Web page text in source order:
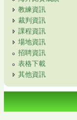
教練資訊
裁判資訊
課程資訊
場地資訊
招聘資訊
表格下載
其他資訊